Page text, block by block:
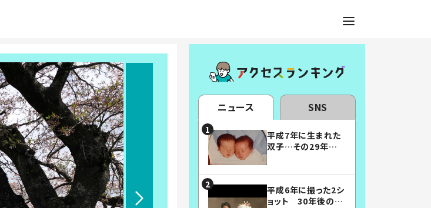
ニュース SNS
平成7年に生まれた
双子…その29年後
平成6年に撮った2シ
ョット 30年後の姿